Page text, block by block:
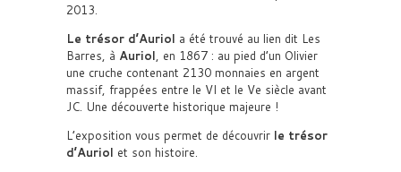
2013.
Le trésor d’Auriol a été trouvé au lien dit Les
Barres, à Auriol, en 1867 : au pied d’un Olivier
une cruche contenant 2130 monnaies en argent
massif, frappées entre le VI et le Ve siècle avant
JC. Une découverte historique majeure !
L’exposition vous permet de découvrir le trésor
d’Auriol et son histoire.